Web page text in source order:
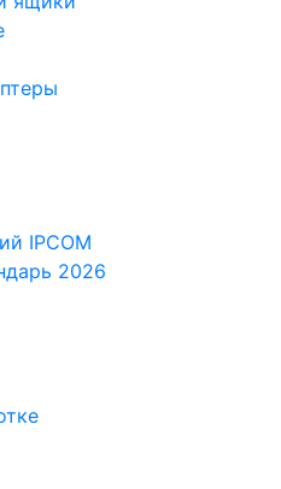
IPCOM
2026